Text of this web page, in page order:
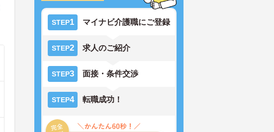
STEP1 マイナビ介護職にご登録
STEP2 求人のご紹介
STEP3 面接・条件交渉
STEP4 転職成功！